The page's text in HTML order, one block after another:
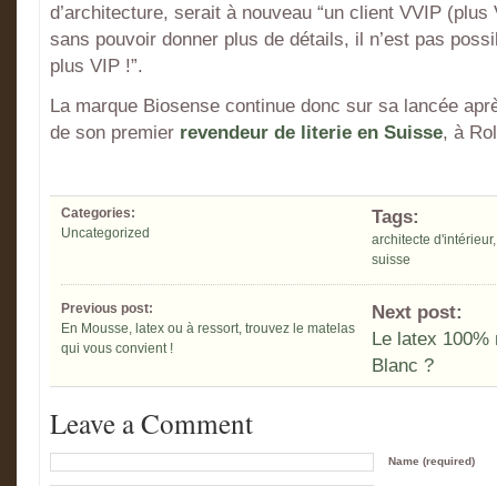
d’architecture, serait à nouveau “un client VVIP
sans pouvoir donner plus de détails, il n’est pas
plus VIP !”.
La marque Biosense continue donc sur sa lancée
de son premier revendeur de literie en Suisse, à
Categories:
Uncategorized
Tags:
architecte d'intérieur
suisse
Previous post:
En Mousse, latex ou à ressort, trouvez le matelas
qui vous convient !
Next post:
Le latex 100%
Blanc ?
Leave a Comment
Name (required)